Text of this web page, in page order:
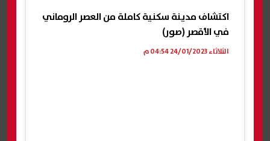
اكتشاف مدينة سكنية كاملة من العصر الروماني
في الأقصر (صور)
الثلاثاء 24/01/2023 04:54 م